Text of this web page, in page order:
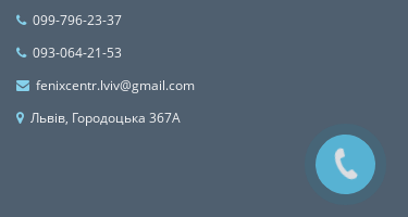
099-796-23-37
093-064-21-53
fenixcentr.lviv@gmail.com
Львiв, Городоцька 367А